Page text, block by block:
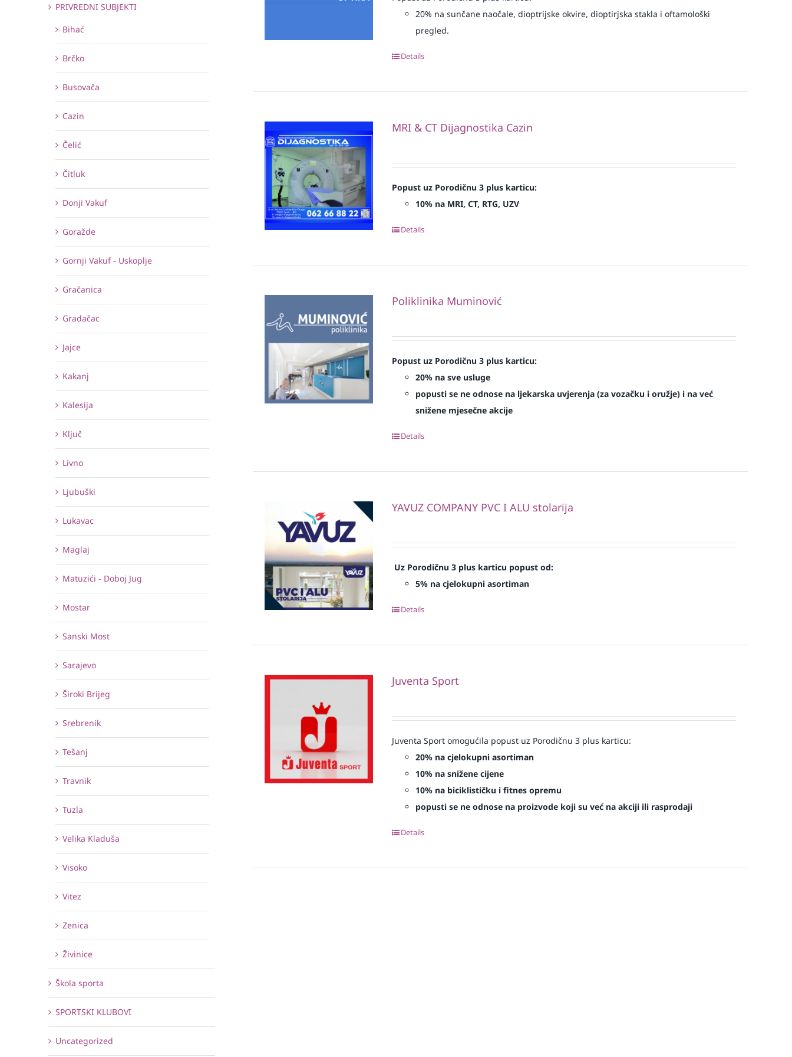
20% na sunčane naočale, dioptrijske okvire, dioptirjska stakla i oftamološki
pregled.
Details
MRI & CT Dijagnostika Cazin
Popust uz Porodičnu 3 plus karticu:
10% na MRI, CT, RTG, UZV
Details
Poliklinika Muminović
Popust uz Porodičnu 3 plus karticu:
20% na sve usluge
popusti se ne odnose na ljekarska uvjerenja (za vozačku i oružje) i na već
snižene mjesečne akcije
Details
YAVUZ COMPANY PVC I ALU stolarija
Uz Porodičnu 3 plus karticu popust od:
5% na cjelokupni asortiman
Details
Juventa Sport
Juventa Sport omogućila popust uz Porodičnu 3 plus karticu:
20% na cjelokupni asortiman
10% na snižene cijene
10% na biciklističku i fitnes opremu
popusti se ne odnose na proizvode koji su već na akciji ili rasprodaji
Details
PRIVREDNI SUBJEKTI
Bihać
Brčko
Busovača
Cazin
Čelić
Čitluk
Donji Vakuf
Goražde
Gornji Vakuf - Uskoplje
Gračanica
Gradačac
Jajce
Kakanj
Kalesija
Ključ
Livno
Ljubuški
Lukavac
Maglaj
Matuzići - Doboj Jug
Mostar
Sanski Most
Sarajevo
Široki Brijeg
Srebrenik
Tešanj
Travnik
Tuzla
Velika Kladuša
Visoko
Vitez
Zenica
Živinice
Škola sporta
SPORTSKI KLUBOVI
Uncategorized